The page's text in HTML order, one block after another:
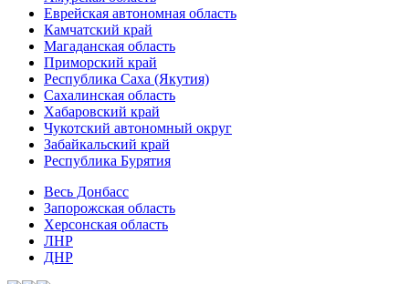
Еврейская автономная область
Камчатский край
Магаданская область
Приморский край
Республика Саха (Якутия)
Сахалинская область
Хабаровский край
Чукотский автономный округ
Забайкальский край
Республика Бурятия
Весь Донбасс
Запорожская область
Херсонская область
ЛНР
ДНР